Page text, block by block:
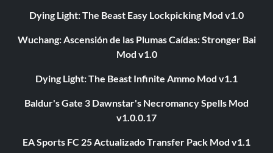
Dying Light: The Beast Easy Lockpicking Mod v1.0
Wuchang: Ascensión de las Plumas Caídas: Stronger Bai
Mod v1.0
Dying Light: The Beast Infinite Ammo Mod v1.1
Baldur's Gate 3 Dawnstar's Necromancy Spells Mod
v1.0.0.17
EA Sports FC 25 Actualizado Transfer Pack Mod v1.1